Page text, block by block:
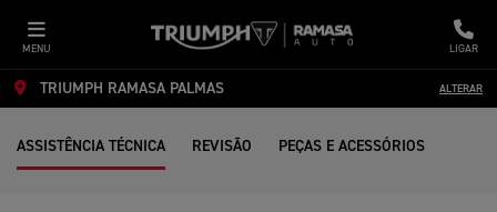
MENU LIGAR
TRIUMPH RAMASA PALMAS ALTERAR
ASSISTÊNCIA TÉCNICA REVISÃO PEÇAS E ACESSÓRIOS